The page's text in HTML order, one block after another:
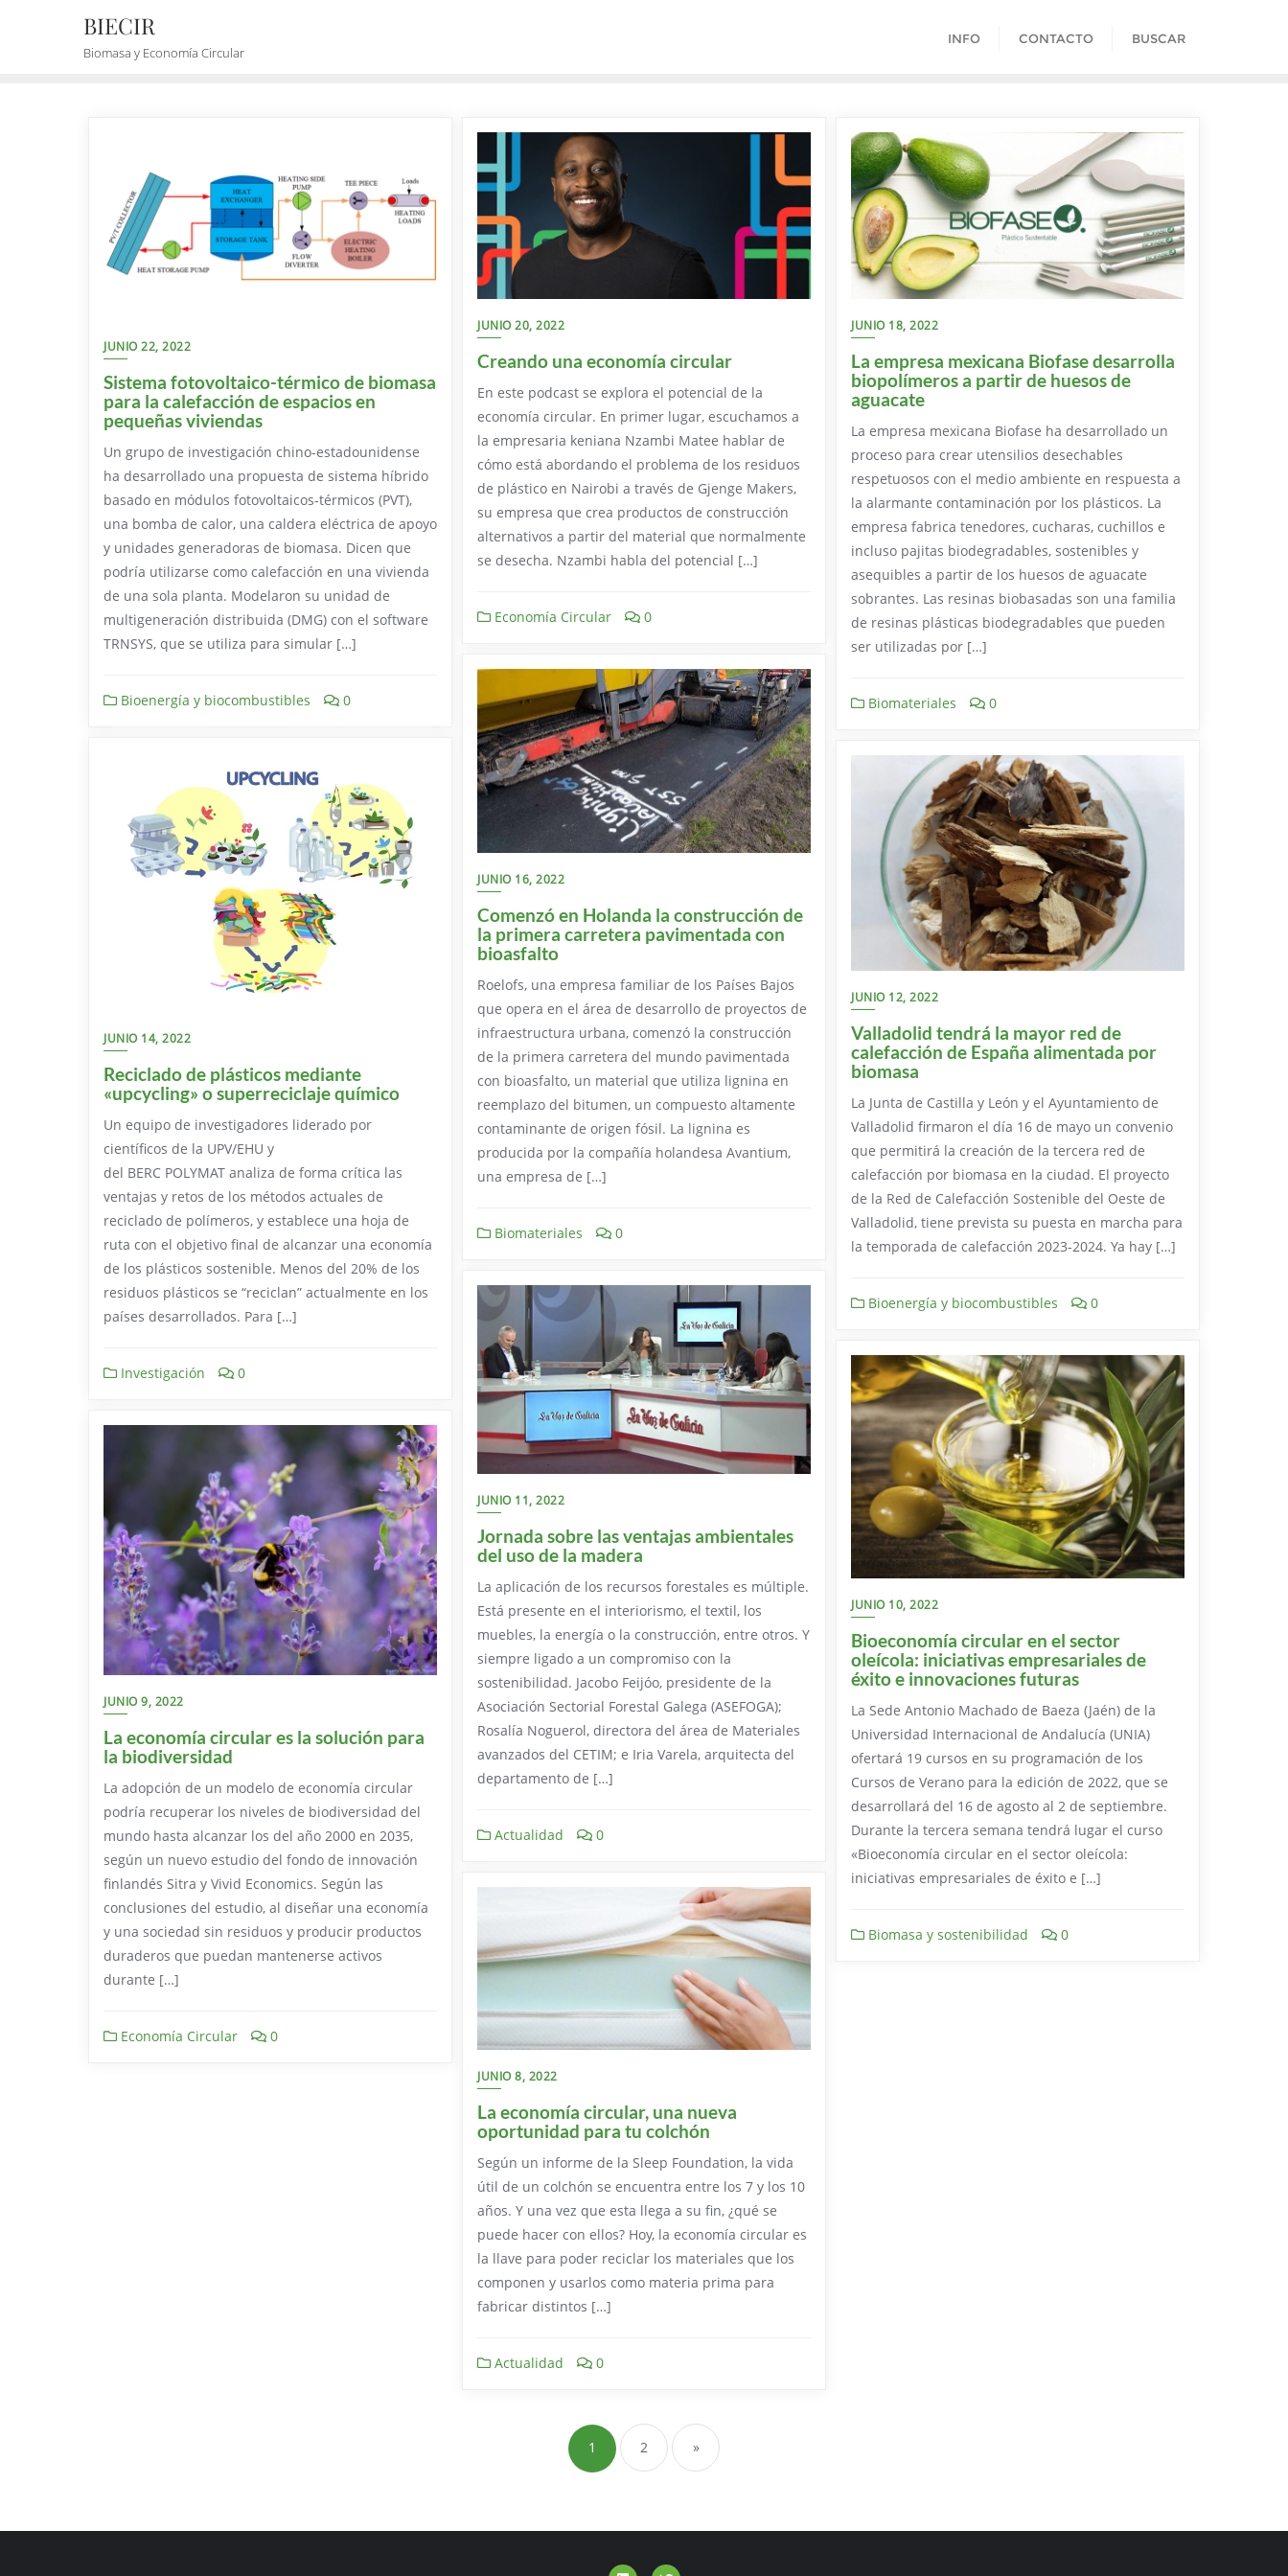
BIECIR
Biomasa y Economía Circular
INFO CONTACTO BUSCAR
JUNIO 22, 2022
Sistema fotovoltaico-térmico de biomasa
para la calefacción de espacios en
pequeñas viviendas
Un grupo de investigación chino-estadounidense
ha desarrollado una propuesta de sistema híbrido
basado en módulos fotovoltaicos-térmicos (PVT),
una bomba de calor, una caldera eléctrica de apoyo
y unidades generadoras de biomasa. Dicen que
podría utilizarse como calefacción en una vivienda
de una sola planta. Modelaron su unidad de
multigeneración distribuida (DMG) con el software
TRNSYS, que se utiliza para simular […]
Bioenergía y biocombustibles 0
JUNIO 20, 2022
Creando una economía circular
En este podcast se explora el potencial de la
economía circular. En primer lugar, escuchamos a
la empresaria keniana Nzambi Matee hablar de
cómo está abordando el problema de los residuos
de plástico en Nairobi a través de Gjenge Makers,
su empresa que crea productos de construcción
alternativos a partir del material que normalmente
se desecha. Nzambi habla del potencial […]
Economía Circular 0
JUNIO 18, 2022
La empresa mexicana Biofase desarrolla
biopolímeros a partir de huesos de
aguacate
La empresa mexicana Biofase ha desarrollado un
proceso para crear utensilios desechables
respetuosos con el medio ambiente en respuesta a
la alarmante contaminación por los plásticos. La
empresa fabrica tenedores, cucharas, cuchillos e
incluso pajitas biodegradables, sostenibles y
asequibles a partir de los huesos de aguacate
sobrantes. Las resinas biobasadas son una familia
de resinas plásticas biodegradables que pueden
ser utilizadas por […]
Biomateriales 0
JUNIO 16, 2022
Comenzó en Holanda la construcción de
la primera carretera pavimentada con
bioasfalto
Roelofs, una empresa familiar de los Países Bajos
que opera en el área de desarrollo de proyectos de
infraestructura urbana, comenzó la construcción
de la primera carretera del mundo pavimentada
con bioasfalto, un material que utiliza lignina en
reemplazo del bitumen, un compuesto altamente
contaminante de origen fósil. La lignina es
producida por la compañía holandesa Avantium,
una empresa de […]
Biomateriales 0
JUNIO 14, 2022
Reciclado de plásticos mediante
«upcycling» o superreciclaje químico
Un equipo de investigadores liderado por
científicos de la UPV/EHU y
del BERC POLYMAT analiza de forma crítica las
ventajas y retos de los métodos actuales de
reciclado de polímeros, y establece una hoja de
ruta con el objetivo final de alcanzar una economía
de los plásticos sostenible. Menos del 20% de los
residuos plásticos se “reciclan” actualmente en los
países desarrollados. Para […]
Investigación 0
JUNIO 12, 2022
Valladolid tendrá la mayor red de
calefacción de España alimentada por
biomasa
La Junta de Castilla y León y el Ayuntamiento de
Valladolid firmaron el día 16 de mayo un convenio
que permitirá la creación de la tercera red de
calefacción por biomasa en la ciudad. El proyecto
de la Red de Calefacción Sostenible del Oeste de
Valladolid, tiene prevista su puesta en marcha para
la temporada de calefacción 2023-2024. Ya hay […]
Bioenergía y biocombustibles 0
JUNIO 11, 2022
Jornada sobre las ventajas ambientales
del uso de la madera
La aplicación de los recursos forestales es múltiple.
Está presente en el interiorismo, el textil, los
muebles, la energía o la construcción, entre otros. Y
siempre ligado a un compromiso con la
sostenibilidad. Jacobo Feijóo, presidente de la
Asociación Sectorial Forestal Galega (ASEFOGA);
Rosalía Noguerol, directora del área de Materiales
avanzados del CETIM; e Iria Varela, arquitecta del
departamento de […]
Actualidad 0
JUNIO 10, 2022
Bioeconomía circular en el sector
oleícola: iniciativas empresariales de
éxito e innovaciones futuras
La Sede Antonio Machado de Baeza (Jaén) de la
Universidad Internacional de Andalucía (UNIA)
ofertará 19 cursos en su programación de los
Cursos de Verano para la edición de 2022, que se
desarrollará del 16 de agosto al 2 de septiembre.
Durante la tercera semana tendrá lugar el curso
«Bioeconomía circular en el sector oleícola:
iniciativas empresariales de éxito e […]
Biomasa y sostenibilidad 0
JUNIO 9, 2022
La economía circular es la solución para
la biodiversidad
La adopción de un modelo de economía circular
podría recuperar los niveles de biodiversidad del
mundo hasta alcanzar los del año 2000 en 2035,
según un nuevo estudio del fondo de innovación
finlandés Sitra y Vivid Economics. Según las
conclusiones del estudio, al diseñar una economía
y una sociedad sin residuos y producir productos
duraderos que puedan mantenerse activos
durante […]
Economía Circular 0
JUNIO 8, 2022
La economía circular, una nueva
oportunidad para tu colchón
Según un informe de la Sleep Foundation, la vida
útil de un colchón se encuentra entre los 7 y los 10
años. Y una vez que esta llega a su fin, ¿qué se
puede hacer con ellos? Hoy, la economía circular es
la llave para poder reciclar los materiales que los
componen y usarlos como materia prima para
fabricar distintos […]
Actualidad 0
1 2 »